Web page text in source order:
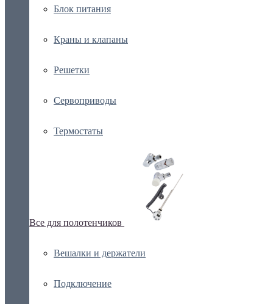
Блок питания
Краны и клапаны
Решетки
Сервоприводы
Термостаты
Все для полотенчиков
Вешалки и держатели
Подключение